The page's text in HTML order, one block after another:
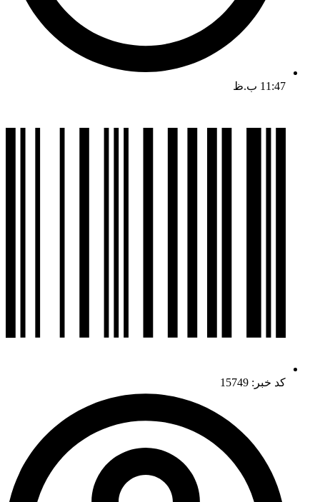
11:47 ب.ظ
کد خبر: 15749